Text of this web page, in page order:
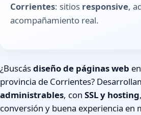
Corrientes: sitios responsive,
acompañamiento real.
¿Buscásdiseño de páginas web
provincia de Corrientes?
administrables, con SSL y hosting
conversión y buena experiencia en